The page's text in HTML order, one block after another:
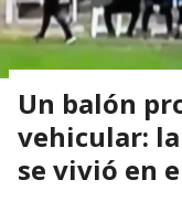
Un balón
vehicular:
se vivió en